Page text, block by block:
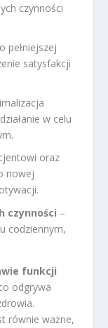
czynności
pełniejszej
satysfakcji
w celu
oraz
nowej
czynności –
codziennym,
funkcji
odgrywa
równie ważne,